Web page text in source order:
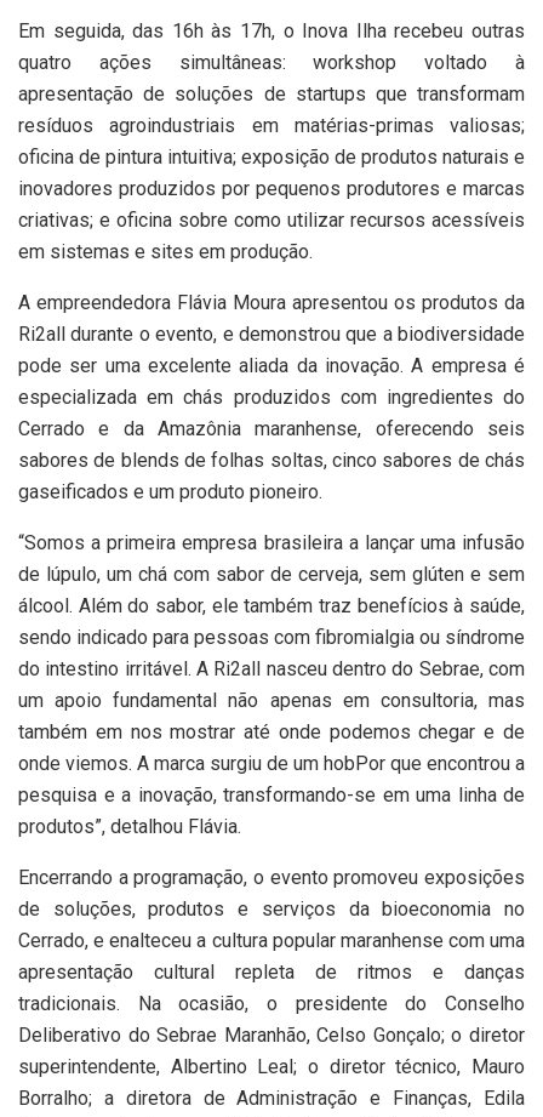
Em seguida, das 16h às 17h, o Inova Ilha recebeu outras
quatro ações simultâneas: workshop voltado à
apresentação de soluções de startups que transformam
resíduos agroindustriais em matérias-primas valiosas;
oficina de pintura intuitiva; exposição de produtos naturais e
inovadores produzidos por pequenos produtores e marcas
criativas; e oficina sobre como utilizar recursos acessíveis
em sistemas e sites em produção.
A empreendedora Flávia Moura apresentou os produtos da
Ri2all durante o evento, e demonstrou que a biodiversidade
pode ser uma excelente aliada da inovação. A empresa é
especializada em chás produzidos com ingredientes do
Cerrado e da Amazônia maranhense, oferecendo seis
sabores de blends de folhas soltas, cinco sabores de chás
gaseificados e um produto pioneiro.
“Somos a primeira empresa brasileira a lançar uma infusão
de lúpulo, um chá com sabor de cerveja, sem glúten e sem
álcool. Além do sabor, ele também traz benefícios à saúde,
sendo indicado para pessoas com fibromialgia ou síndrome
do intestino irritável. A Ri2all nasceu dentro do Sebrae, com
um apoio fundamental não apenas em consultoria, mas
também em nos mostrar até onde podemos chegar e de
onde viemos. A marca surgiu de um hobPor que encontrou a
pesquisa e a inovação, transformando-se em uma linha de
produtos”, detalhou Flávia.
Encerrando a programação, o evento promoveu exposições
de soluções, produtos e serviços da bioeconomia no
Cerrado, e enalteceu a cultura popular maranhense com uma
apresentação cultural repleta de ritmos e danças
tradicionais. Na ocasião, o presidente do Conselho
Deliberativo do Sebrae Maranhão, Celso Gonçalo; o diretor
superintendente, Albertino Leal; o diretor técnico, Mauro
Borralho; a diretora de Administração e Finanças, Edila